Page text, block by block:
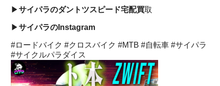
▶︎サイパラのダントツスピード宅配買取
▶︎サイパラのInstagram
#ロードバイク #クロスバイク #MTB #自転車 #サイパラ
#サイクルパラダイス